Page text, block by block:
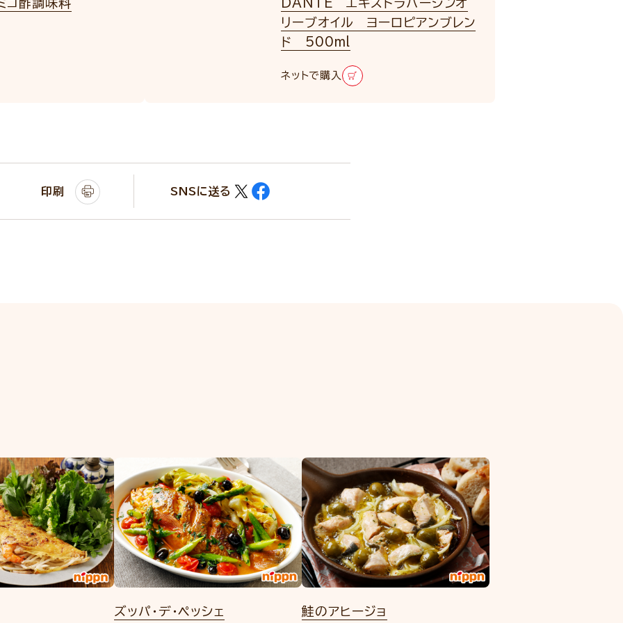
コ酢調味料
DANTE エキストラバージンオ
リーブオイル ヨーロピアンブレン
ド 500ml
ネットで購入
印刷 SNSに送る
ズッパ・デ・ペッシェ 鮭のアヒージョ